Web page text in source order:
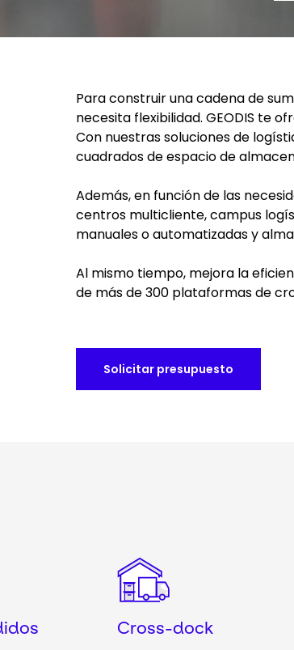
Para construir una cadena de
necesita flexibilidad. GEODIS te
Con nuestras soluciones de
cuadrados de espacio de
Además, en función de las
centros multicliente, campus
manuales o automatizadas y
Al mismo tiempo, mejora la
de más de 300 plataformas de
Solicitar presupuesto
Keepeek
Cross-dock